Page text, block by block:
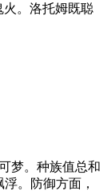
。洛托姆既聪
梦。种族值总和
。防御方面，